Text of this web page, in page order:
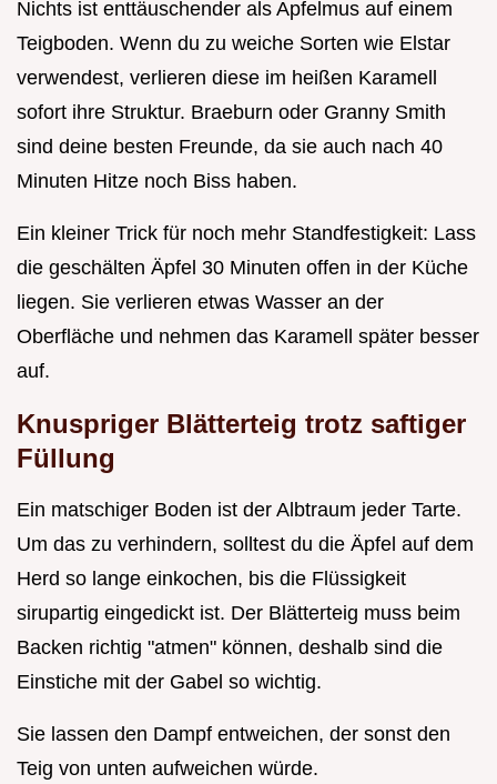
Nichts ist enttäuschender als Apfelmus auf einem
Teigboden. Wenn du zu weiche Sorten wie Elstar
verwendest, verlieren diese im heißen Karamell
sofort ihre Struktur. Braeburn oder Granny Smith
sind deine besten Freunde, da sie auch nach 40
Minuten Hitze noch Biss haben.
Ein kleiner Trick für noch mehr Standfestigkeit: Lass
die geschälten Äpfel 30 Minuten offen in der Küche
liegen. Sie verlieren etwas Wasser an der
Oberfläche und nehmen das Karamell später besser
auf.
Knuspriger Blätterteig trotz saftiger
Füllung
Ein matschiger Boden ist der Albtraum jeder Tarte.
Um das zu verhindern, solltest du die Äpfel auf dem
Herd so lange einkochen, bis die Flüssigkeit
sirupartig eingedickt ist. Der Blätterteig muss beim
Backen richtig "atmen" können, deshalb sind die
Einstiche mit der Gabel so wichtig.
Sie lassen den Dampf entweichen, der sonst den
Teig von unten aufweichen würde.